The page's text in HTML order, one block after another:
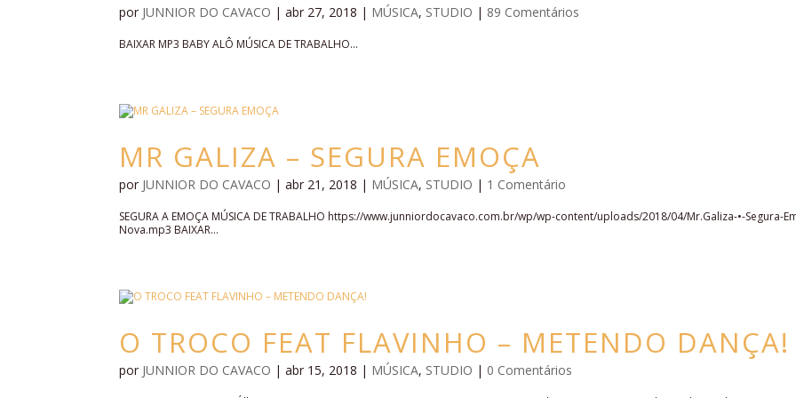
por JUNNIOR DO CAVACO |abr 27, 2018 | MÚSICA, STUDIO | 89 Comentários
BAIXAR MP3 BABY ALÔ MÚSICA DE TRABALHO...
MR GALIZA – SEGURA EMOÇA
por JUNNIOR DO CAVACO |abr 21, 2018 | MÚSICA, STUDIO | 1 Comentário
SEGURA A EMOÇA MÚSICA DE TRABALHO https://www.junniordocavaco.com.br/wp/wp-content/uploads/2018/04/Mr.Galiza-•-Segura-
Nova.mp3 BAIXAR...
O TROCO FEAT FLAVINHO – METENDO DANÇA!
por JUNNIOR DO CAVACO |abr 15, 2018 | MÚSICA, STUDIO | 0 Comentários